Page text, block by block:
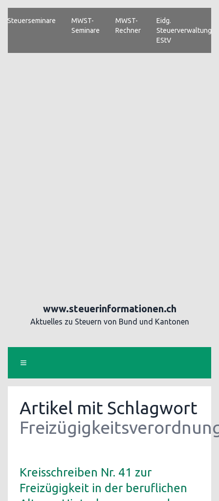
Steuerseminare
MWST-
Seminare
MWST-
Rechner
Eidg.
Steuerverwaltung
EStV
www.steuerinformationen.ch
Aktuelles zu Steuern von Bund und Kantonen
Artikel mit Schlagwort
Kreisschreiben Nr. 41 zur
Freizügigkeit in der beruflichen